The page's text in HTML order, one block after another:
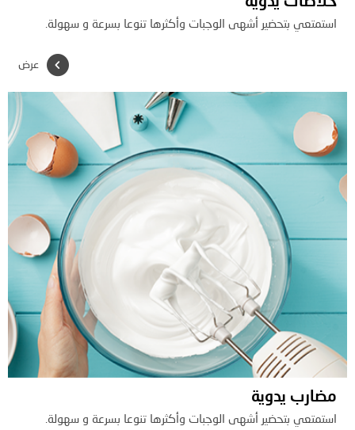
استمتعي بتحضير أشهى الوجبات وأكثرها تنوعا بسرعة و سهولة.
عرض
مضارب يدوية
استمتعي بتحضير أشهى الوجبات وأكثرها تنوعا بسرعة و سهولة.